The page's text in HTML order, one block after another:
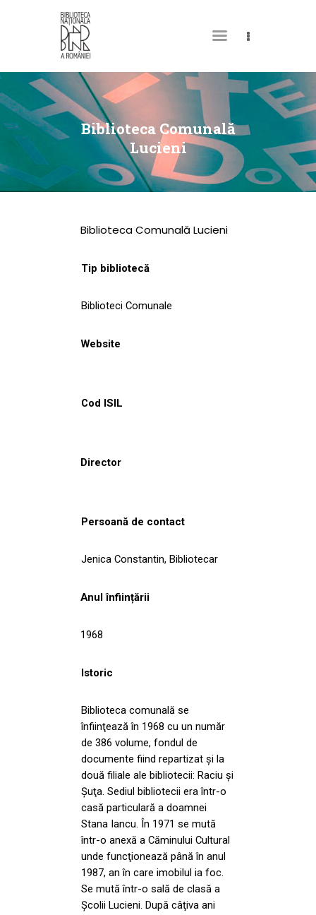
Biblioteca Comunală
Lucieni
DESPRE NOI
PERMISUL MEU DE
BIBLIOTECĂ
CATALOAGE ȘI
COLECȚII
CULTURALE
NOUTĂȚI
Biblioteca Comunală Lucieni
Tip bibliotecă
Biblioteci Comunale
Website
Cod ISIL
Director
Persoană de contact
Jenica Constantin, Bibliotecar
Anul înființării
1968
Istoric
Biblioteca comunală se
înfiinţează în 1968 cu un număr
de 386 volume, fondul de
documente fiind repartizat şi la
două filiale ale bibliotecii: Raciu şi
Şuţa. Sediul bibliotecii era într-o
casă particulară a doamnei
Stana Iancu. În 1971 se mută
într-o anexă a Căminului Cultural
unde funcţionează până în anul
1987, an în care imobilul ia foc.
Se mută într-o sală de clasă a
Şcolii Lucieni. După câţiva ani